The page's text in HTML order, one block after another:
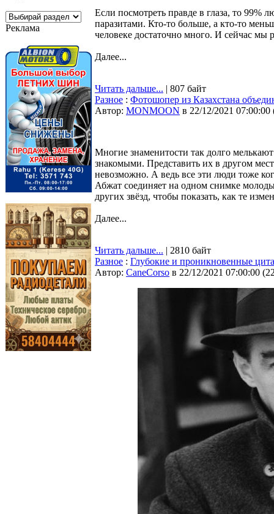
Реклама
Если посмотреть правде в глаза, то 99%
паразитами. Кто-то больше, а кто-то
человеке достаточно много. И сейчас мы
Далее...
Читать дальше... | 807 байт
Разное : Фотошопер из Казахстана
Автор: MONMOON в 22/12/2021 07:00:00
Многие знаменитости так долго
знакомыми. Представить их в другом
невозможно. А ведь все эти люди тоже
Абжат соединяет на одном снимке
других звёзд, чтобы показать, как те
Далее...
Читать дальше... | 2810 байт
Разное : Глубокие и проникновенные
Автор: CaneCorso в 22/12/2021 07:00:00 (